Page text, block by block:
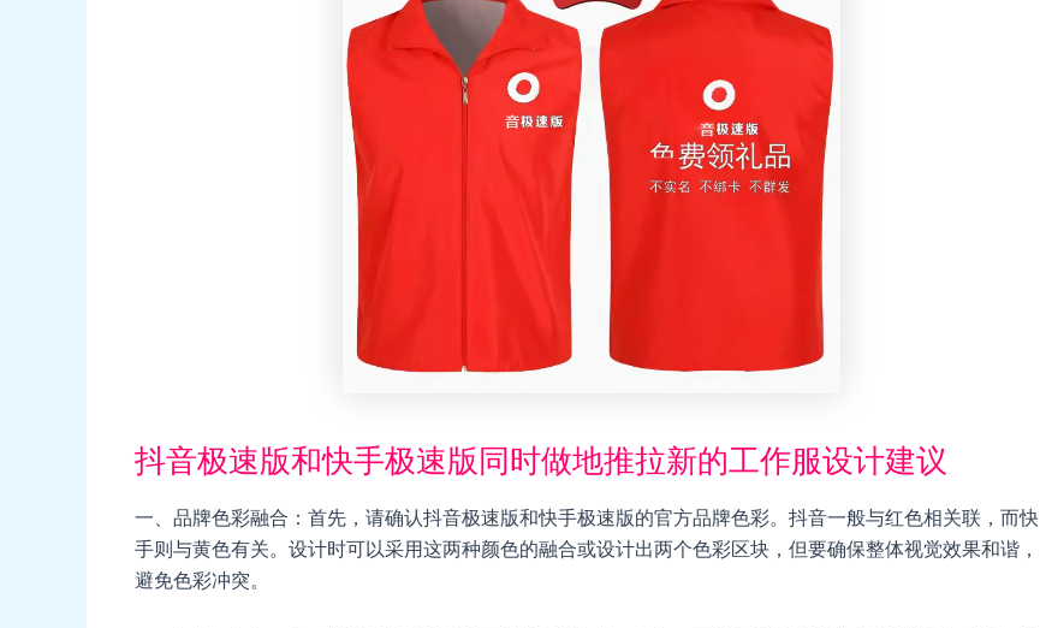
抖音极速版和快手极速版同时做地推拉新的工作服设计建议
一、品牌色彩融合：首先，请确认抖音极速版和快手极速版的官方品牌色彩。抖音一般与红色相关联，而快
手则与黄色有关。设计时可以采用这两种颜色的融合或设计出两个色彩区块，但要确保整体视觉效果和谐，
避免色彩冲突。